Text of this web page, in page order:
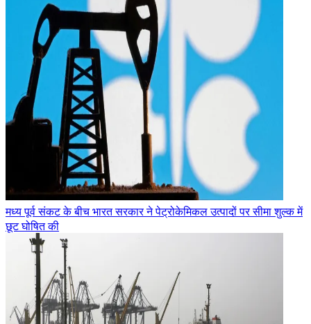
मध्य पूर्व संकट के बीच भारत सरकार ने पेट्रोकेमिकल उत्पादों पर सीमा शुल्क में
छूट घोषित की